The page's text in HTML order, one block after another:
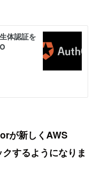
が新しくAWS
するようになりま